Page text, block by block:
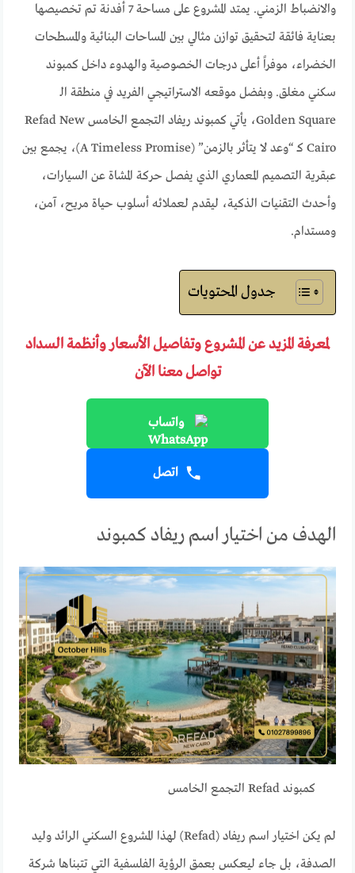
والانضباط الزمني. يمتد المشروع على مساحة 7 أفدنة تم تخصيصها
بعناية فائقة لتحقيق توازن مثالي بين المساحات البنائية والمسطحات
الخضراء، موفراً أعلى درجات الخصوصية والهدوء داخل كمبوند
سكني مغلق. وبفضل موقعه الاستراتيجي الفريد في منطقة الـ
Golden Square، يأتي كمبوند ريفاد التجمع الخامس Refad New
Cairo كـ “وعد لا يتأثر بالزمن” (A Timeless Promise)، يجمع بين
عبقرية التصميم المعماري الذي يفصل حركة المشاة عن السيارات،
وأحدث التقنيات الذكية، ليقدم لعملائه أسلوب حياة مريح، آمن،
ومستدام.
جدول المحتويات
لمعرفة المزيد عن المشروع وتفاصيل الأسعار وأنظمة السداد
تواصل معنا الآن
واتساب
اتصل
الهدف من اختيار اسم ريفاد كمبوند
كمبوند Refad التجمع الخامس
لم يكن اختيار اسم ريفاد (Refad) لهذا المشروع السكني الرائد وليد
الصدفة، بل جاء ليعكس بعمق الرؤية الفلسفية التي تتبناها شركة